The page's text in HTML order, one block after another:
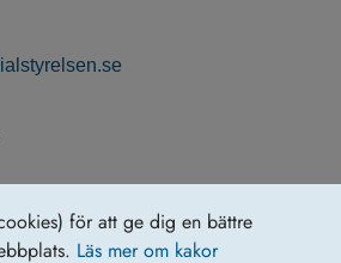
för att ge dig en bättre
Läs mer om kakor